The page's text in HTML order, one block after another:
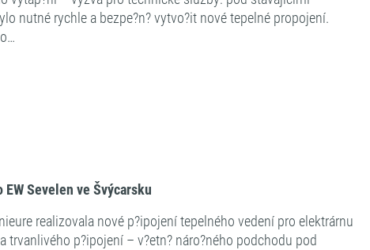
nutné rychle a bezpe?n? vytvo?it nové tepelné propojení.
Sevelen ve Švýcarsku
realizovala nové p?ipojení tepelného vedení pro elektrárnu
trvanlivého p?ipojení – v?etn? náro?ného podchodu pod